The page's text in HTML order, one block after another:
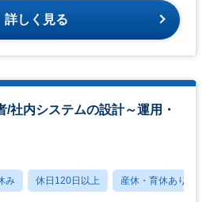
詳しく見る
/社内システムの設計～運用・
み 休日120日以上 産休・育休あり